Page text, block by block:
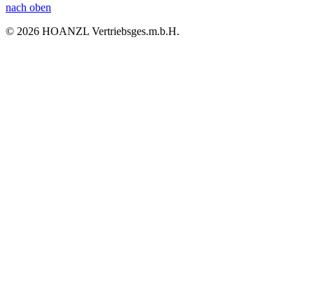
nach oben
© 2026 HOANZL Vertriebsges.m.b.H.